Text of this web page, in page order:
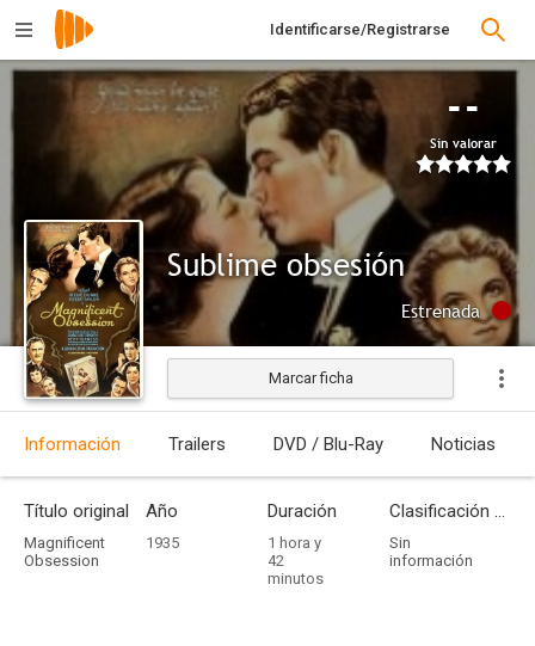
Identificarse/Registrarse
--
Sin valorar
Sublime obsesión
Estrenada
Marcar ficha
Información Trailers DVD / Blu-Ray Noticias
Título original
Magnificent
Obsession
Año
1935
Duración
1 hora y
42
minutos
Clasificación por edades
Sin
información